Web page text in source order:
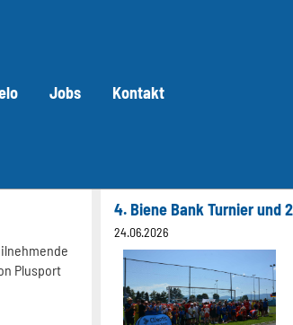
Jobs Kontakt
Plusport
24.06.2026